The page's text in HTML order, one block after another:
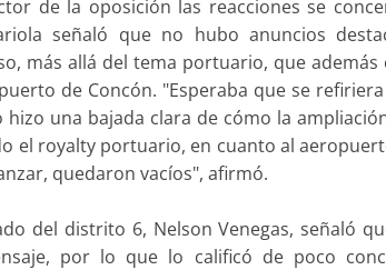
de la oposición las reacciones se
señaló que no hubo anuncios
más allá del tema portuario, que
de Concón. "Esperaba que se
hizo una bajada clara de cómo la
el royalty portuario, en cuanto al
quedaron vacíos", afirmó.
del distrito 6, Nelson Venegas, señaló
por lo que lo calificó de poco